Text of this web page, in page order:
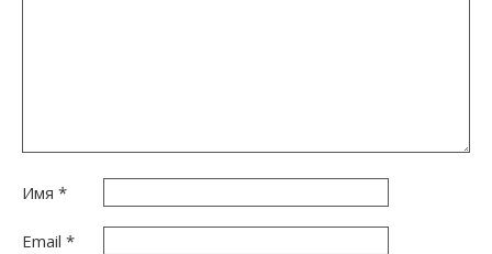
Имя *
Email *